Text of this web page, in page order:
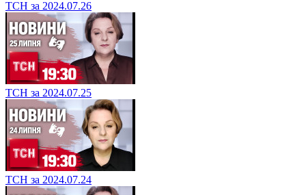
ТСН за 2024.07.26
ТСН за 2024.07.25
ТСН за 2024.07.24